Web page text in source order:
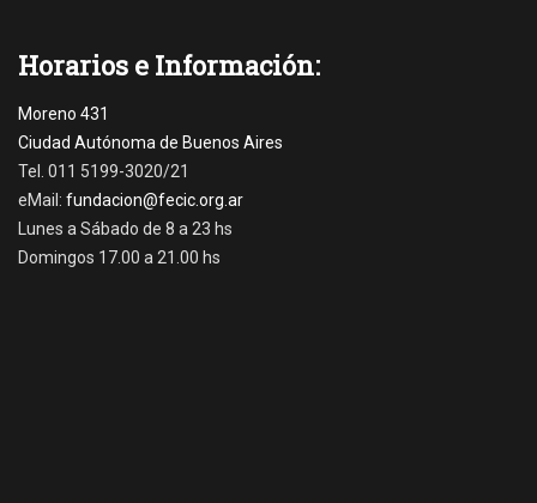
Horarios e Información:
Moreno 431
Ciudad Autónoma de Buenos Aires
Tel. 011 5199-3020/21
eMail: fundacion@fecic.org.ar
Lunes a Sábado de 8 a 23 hs
Domingos 17.00 a 21.00 hs